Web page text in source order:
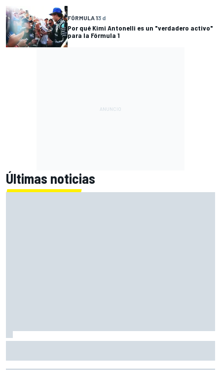
FÓRMULA 13 d
Por qué Kimi Antonelli es un "verdadero activo"
para la Fórmula 1
Últimas noticias